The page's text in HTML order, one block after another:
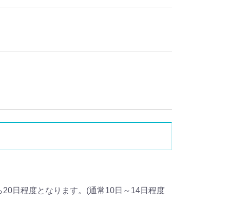
日程度となります。(通常10日～14日程度